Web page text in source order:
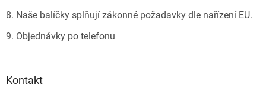
8. Naše balíčky splňují zákonné požadavky dle nařízení EU.
9. Objednávky po telefonu
Kontakt